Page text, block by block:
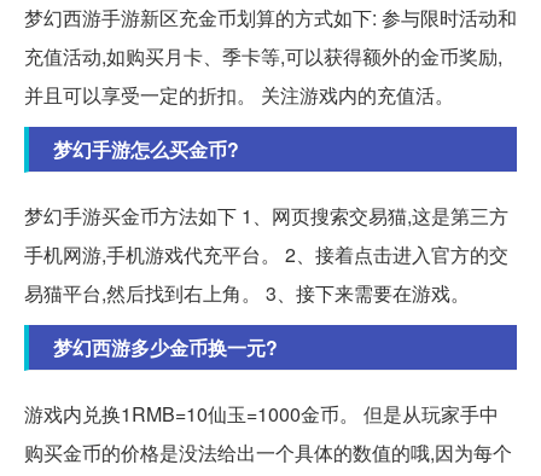
梦幻西游手游新区充金币划算的方式如下: 参与限时活动和
充值活动,如购买月卡、季卡等,可以获得额外的金币奖励,
并且可以享受一定的折扣。 关注游戏内的充值活。
梦幻手游怎么买金币?
梦幻手游买金币方法如下 1、网页搜索交易猫,这是第三方
手机网游,手机游戏代充平台。 2、接着点击进入官方的交
易猫平台,然后找到右上角。 3、接下来需要在游戏。
梦幻西游多少金币换一元?
游戏内兑换1RMB=10仙玉=1000金币。 但是从玩家手中
购买金币的价格是没法给出一个具体的数值的哦,因为每个